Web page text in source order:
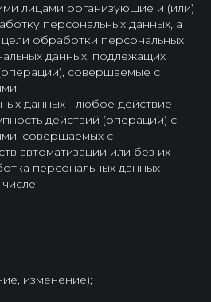
лицами организующие и (или)
персональных данных, а
обработки персональных
данных, подлежащих
совершаемые с
данных - любое действие
действий (операций) с
совершаемых с
автоматизации или без их
персональных данных
изменение);